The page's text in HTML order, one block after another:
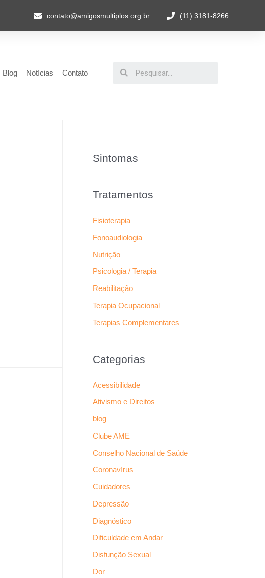
contato@amigosmultiplos.org.br (11) 3181-8266
Blog Notícias Contato
Sintomas
Tratamentos
Fisioterapia
Fonoaudiologia
Nutrição
Psicologia / Terapia
Reabilitação
Terapia Ocupacional
Terapias Complementares
Categorias
Acessibilidade
Ativismo e Direitos
blog
Clube AME
Conselho Nacional de Saúde
Coronavírus
Cuidadores
Depressão
Diagnóstico
Dificuldade em Andar
Disfunção Sexual
Dor